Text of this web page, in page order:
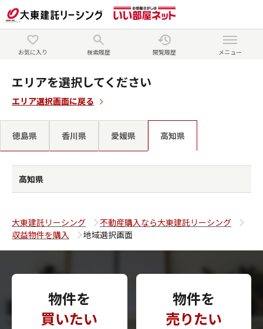
お気に入り 検索履歴 閲覧履歴 メニュー
エリアを選択してください
エリア選択画面に戻る
徳島県 香川県 愛媛県 高知県
高知県
大東建託リーシング
不動産購入なら大東建託リーシング
収益物件を購入
地域選択画面
物件を
買いたい
物件を
売りたい